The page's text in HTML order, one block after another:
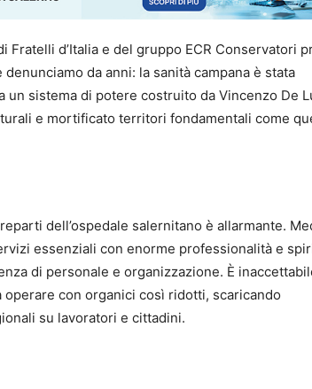
d’Italia e del gruppo ECR Conservatori
da anni: la sanità campana è stata
un sistema di potere costruito da Vincenzo De
e mortificato territori fondamentali come
dell’ospedale salernitano è allarmante.
essenziali con enorme professionalità e
di personale e organizzazione. È
con organici così ridotti, scaricando
su lavoratori e cittadini.